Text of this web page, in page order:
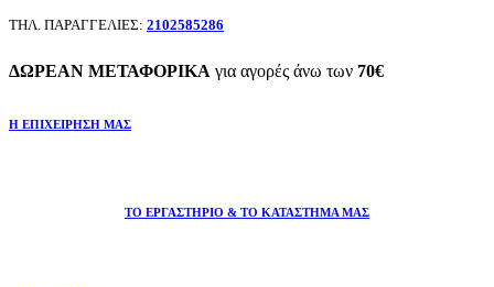
ΤΗΛ. ΠΑΡΑΓΓΕΛΙΕΣ: 2102585286
ΔΩΡΕΑΝ ΜΕΤΑΦΟΡΙΚΑ για αγορές άνω των 70€
Η ΕΠΙΧΕΙΡΗΣΗ ΜΑΣ
ΤΟ ΕΡΓΑΣΤΗΡΙΟ & ΤΟ ΚΑΤΑΣΤΗΜΑ ΜΑΣ